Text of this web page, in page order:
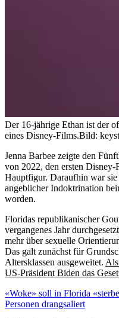
Der 16-jährige Ethan ist der
eines Disney-Films.Bild:
Jenna Barbee zeigte den
von 2022, den ersten
Hauptfigur. Daraufhin war
angeblicher Indoktrination
worden.
Floridas republikanischer
vergangenes Jahr
mehr über sexuelle
Das galt zunächst für
Altersklassen ausgeweitet.
US-Präsident Biden das
«Woke» soll in Florida
Personen drangsaliert